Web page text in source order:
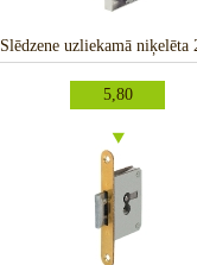
Slēdzene uzliekamā niķelēta
5,80